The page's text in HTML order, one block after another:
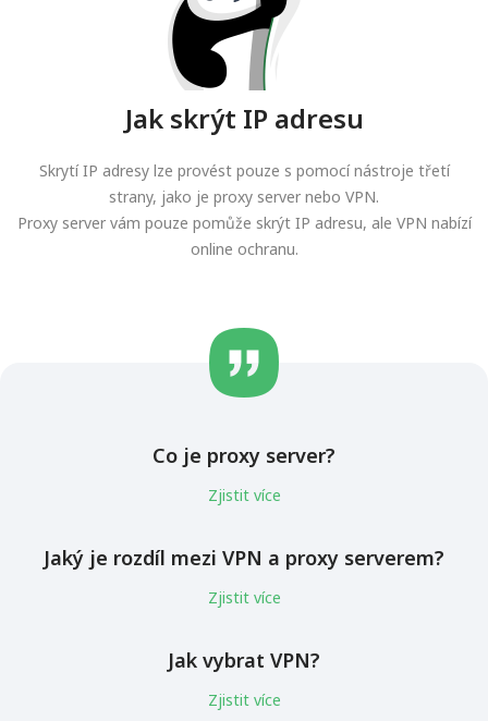
Jak skrýt IP adresu
Skrytí IP adresy lze provést pouze s pomocí nástroje třetí
strany, jako je proxy server nebo VPN.
Proxy server vám pouze pomůže skrýt IP adresu, ale VPN nabízí
online ochranu.
Co je proxy server?
Zjistit více
Jaký je rozdíl mezi VPN a proxy serverem?
Zjistit více
Jak vybrat VPN?
Zjistit více